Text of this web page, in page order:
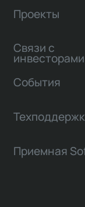
Проекты
Связи с
инвесторами
События
Приемная